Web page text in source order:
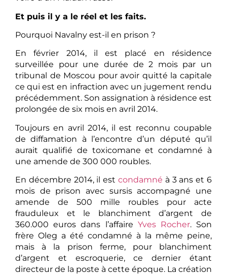
Et puis il y a le réel et les faits.
Pourquoi Navalny est-il en prison ?
En février 2014, il est placé en résidence
surveillée pour une durée de 2 mois par un
tribunal de Moscou pour avoir quitté la capitale
ce qui est en infraction avec un jugement rendu
précédemment. Son assignation à résidence est
prolongée de six mois en avril 2014.
Toujours en avril 2014, il est reconnu coupable
de diffamation à l’encontre d’un député qu’il
aurait qualifié de toxicomane et condamné à
une amende de 300 000 roubles.
En décembre 2014, il est condamné à 3 ans et 6
mois de prison avec sursis accompagné une
amende de 500 mille roubles pour acte
frauduleux et le blanchiment d’argent de
360.000 euros dans l’affaire Yves Rocher. Son
frère Oleg a été condamné à la même peine,
mais à la prison ferme, pour blanchiment
d’argent et escroquerie, ce dernier étant
directeur de la poste à cette époque. La création